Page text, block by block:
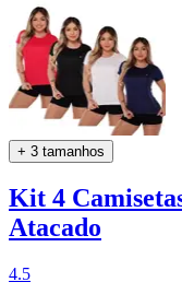
+ 3 tamanhos
Kit 4
Atacado
4.5